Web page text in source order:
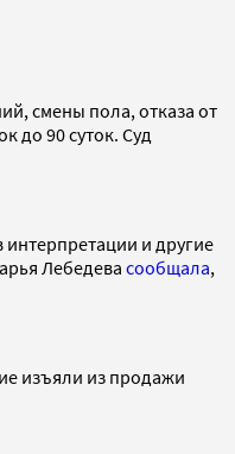
смены пола, отказа от
до 90 суток. Суд
и другие
Лебедева сообщала,
изъяли из продажи